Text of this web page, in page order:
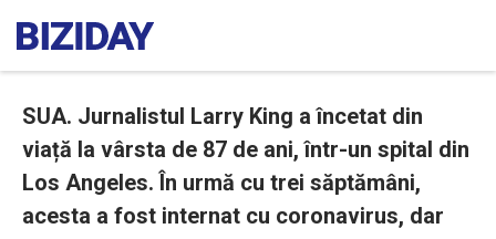
SUA. Jurnalistul Larry King a încetat din
viață la vârsta de 87 de ani, într-un spital din
Los Angeles. În urmă cu trei săptămâni,
acesta a fost internat cu coronavirus, dar